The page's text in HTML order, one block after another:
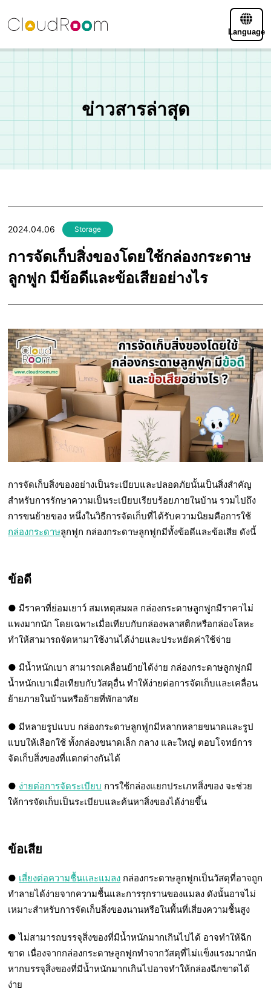
Language
ข่าวสารล่าสุด
2024.04.06 Storage
การจัดเก็บสิ่งของโดยใช้กล่องกระดาษ
ลูกฟูก มีข้อดีและข้อเสียอย่างไร
การจัดเก็บสิ่งของอย่างเป็นระเบียบและปลอดภัยนั้นเป็นสิ่งสำคัญ
สำหรับการรักษาความเป็นระเบียบเรียบร้อยภายในบ้าน รวมไปถึง
การขนย้ายของ หนึ่งในวิธีการจัดเก็บที่ได้รับความนิยมคือการใช้
กล่องกระดาษลูกฟูก กล่องกระดาษลูกฟูกมีทั้งข้อดีและข้อเสีย ดังนี้
ข้อดี
● มีราคาที่ย่อมเยาว์ สมเหตุสมผล กล่องกระดาษลูกฟูกมีราคาไม่
แพงมากนัก โดยเฉพาะเมื่อเทียบกับกล่องพลาสติกหรือกล่องโลหะ
ทำให้สามารถจัดหามาใช้งานได้ง่ายและประหยัดค่าใช้จ่าย
● มีน้ำหนักเบา สามารถเคลื่อนย้ายได้ง่าย กล่องกระดาษลูกฟูกมี
น้ำหนักเบาเมื่อเทียบกับวัสดุอื่น ทำให้ง่ายต่อการจัดเก็บและเคลื่อน
ย้ายภายในบ้านหรือย้ายที่พักอาศัย
● มีหลายรูปแบบ กล่องกระดาษลูกฟูกมีหลากหลายขนาดและรูป
แบบให้เลือกใช้ ทั้งกล่องขนาดเล็ก กลาง และใหญ่ ตอบโจทย์การ
จัดเก็บสิ่งของที่แตกต่างกันได้
● ง่ายต่อการจัดระเบียบ การใช้กล่องแยกประเภทสิ่งของ จะช่วย
ให้การจัดเก็บเป็นระเบียบและค้นหาสิ่งของได้ง่ายขึ้น
ข้อเสีย
● เสี่ยงต่อความชื้นและแมลง กล่องกระดาษลูกฟูกเป็นวัสดุที่อาจถูก
ทำลายได้ง่ายจากความชื้นและการรุกรานของแมลง ดังนั้นอาจไม่
เหมาะสำหรับการจัดเก็บสิ่งของนานหรือในพื้นที่เสี่ยงความชื้นสูง
● ไม่สามารถบรรจุสิ่งของที่มีน้ำหนักมากเกินไปได้ อาจทำให้ฉีก
ขาด เนื่องจากกล่องกระดาษลูกฟูกทำจากวัสดุที่ไม่แข็งแรงมากนัก
หากบรรจุสิ่งของที่มีน้ำหนักมากเกินไปอาจทำให้กล่องฉีกขาดได้
ง่าย